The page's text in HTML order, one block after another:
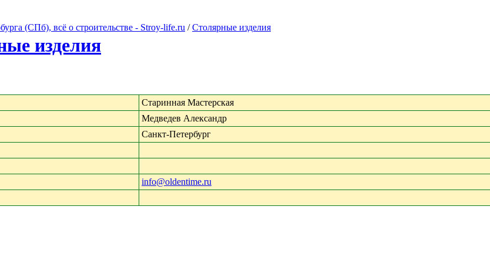
(СПб), всё о строительстве - Stroy-life.ru /Столярные изделия
изделия
Старинная Мастерская
Медведев Александр
Санкт-Петербург
info@oldentime.ru